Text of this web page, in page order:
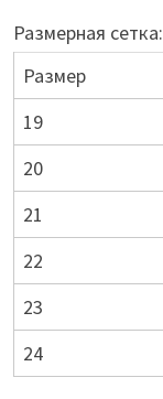
Размерная сетка:
Размер
19
20
21
22
23
24